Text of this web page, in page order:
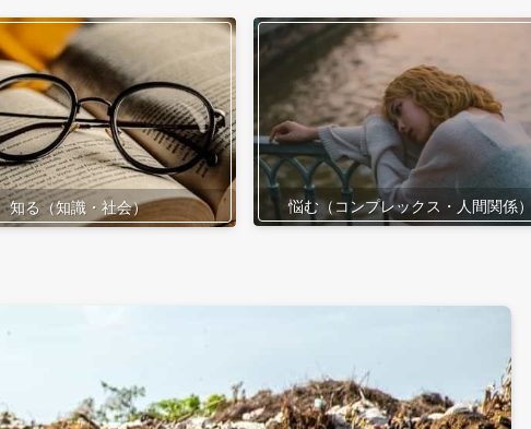
知る（知識・社会） 悩む（コンプレックス・人間関係）